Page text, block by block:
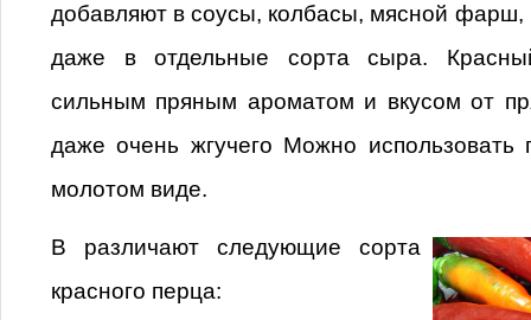
добавляют в соусы, колбасы, мясной фарш,
даже в отдельные сорта сыра.
сильным пряным ароматом и вкусом от
даже очень жгучего Можно
молотом виде.
В различают следующие сорта
красного перца: